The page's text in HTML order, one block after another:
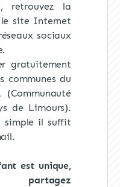
retrouvez la
site Internet
sociaux
gratuitement
communes du
de Limours).
simple il suffit
est unique,